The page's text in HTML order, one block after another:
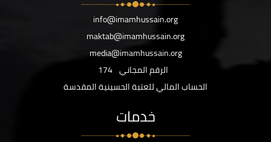
info@imamhussain.org
maktab@imamhussain.org
media@imamhussain.org
الرقم المجاني 174
الحساب المالي للعتبة الحسينية المقدسة
خدمات